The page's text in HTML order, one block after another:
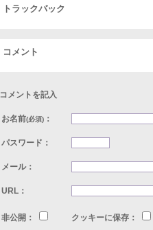
トラックバック
コメント
コメントを記入
お名前(必須) ：
パスワード：
メール：
URL：
非公開： クッキーに保存：